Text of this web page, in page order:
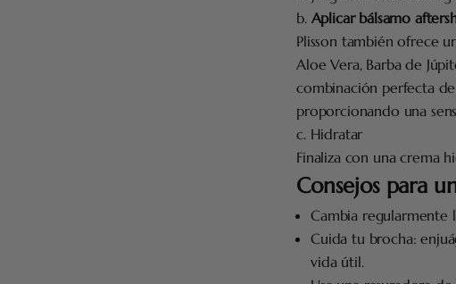
b. Aplicar bálsamo
Plisson también ofrece
Aloe Vera, Barba de
combinación perfecta
proporcionando una
c. Hidratar
Finaliza con una crema
Consejos para
Cambia regularmente
Cuida tu brocha:
vida útil.